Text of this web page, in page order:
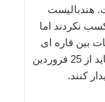
هندبالیست
نکردند اما
بین قاره ای
المپیک شدند. هندبالیست های ایران حالا باید از 25 فروردین
کنند.